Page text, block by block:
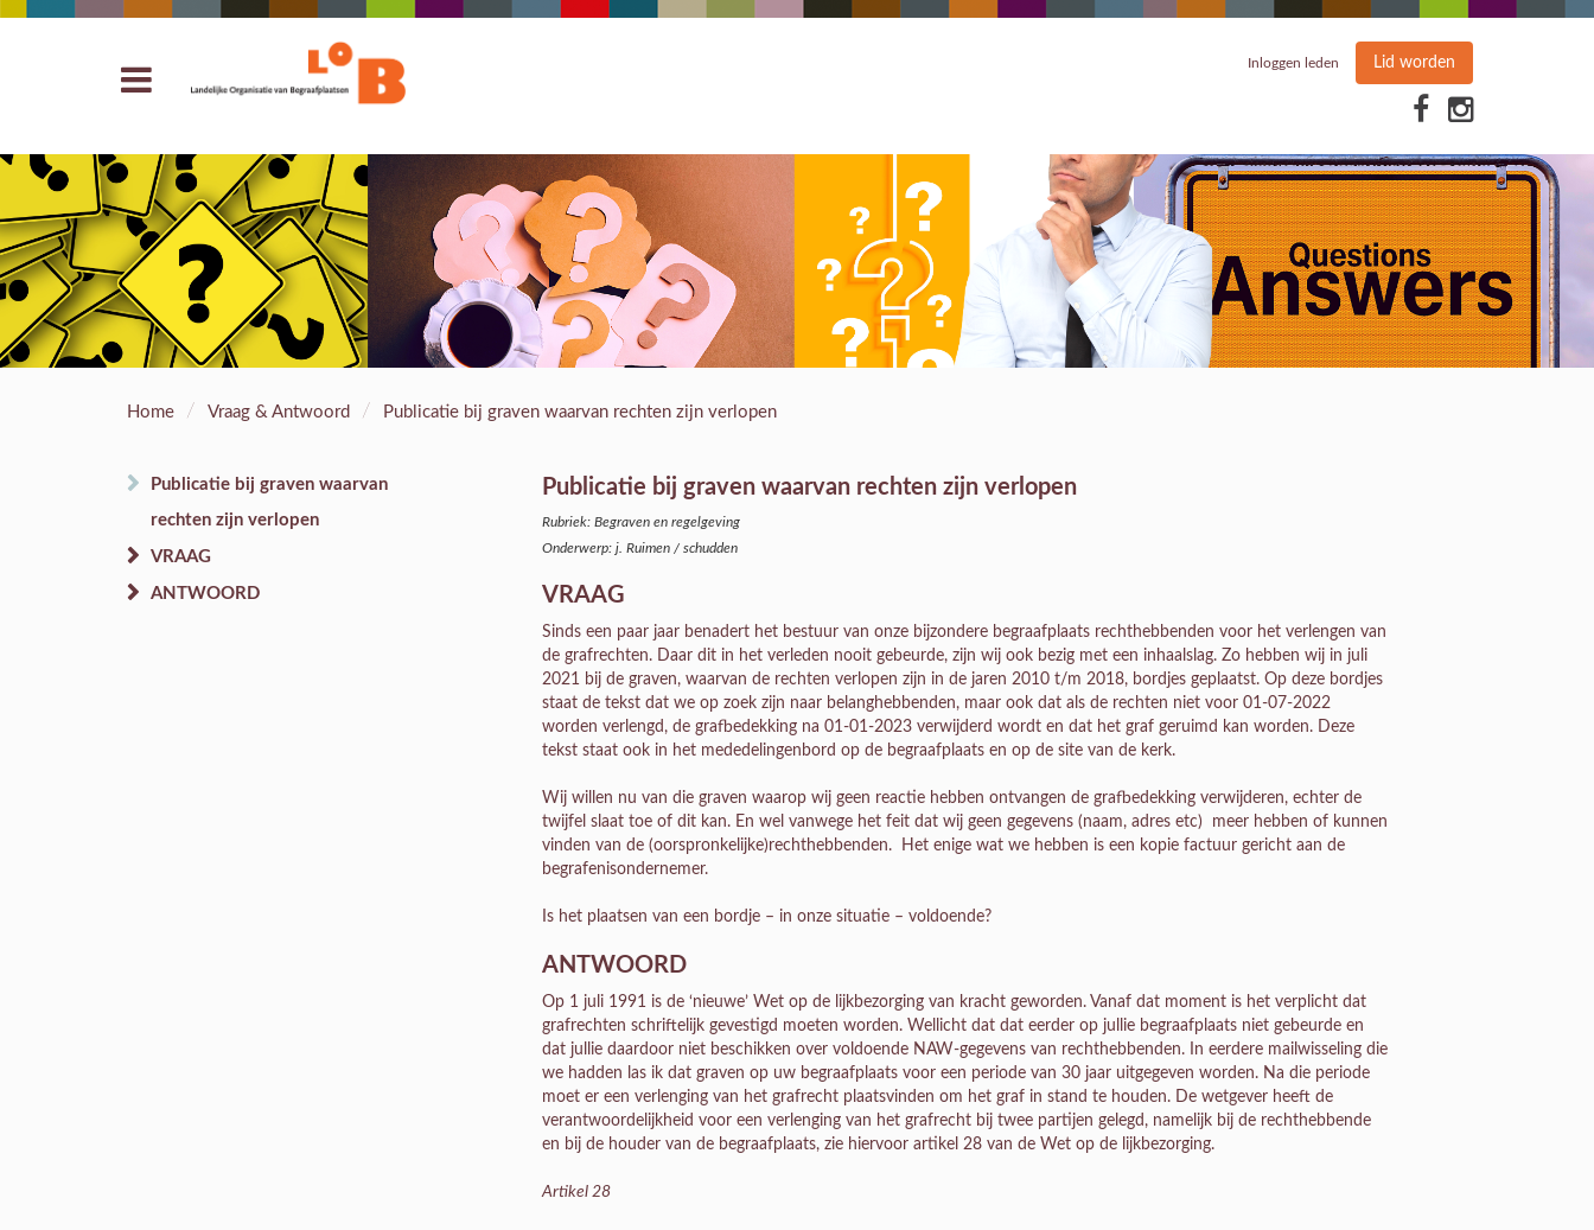
Inloggen leden Lid worden
Home / Vraag & Antwoord / Publicatie bij graven waarvan rechten zijn verlopen
Publicatie bij graven waarvan
rechten zijn verlopen
VRAAG
ANTWOORD
Publicatie bij graven waarvan rechten zijn verlopen
Rubriek: Begraven en regelgeving
Onderwerp: j. Ruimen / schudden
VRAAG
Sinds een paar jaar benadert het bestuur van onze bijzondere begraafplaats rechthebbenden voor het verlengen van
de grafrechten. Daar dit in het verleden nooit gebeurde, zijn wij ook bezig met een inhaalslag. Zo hebben wij in juli
2021 bij de graven, waarvan de rechten verlopen zijn in de jaren 2010 t/m 2018, bordjes geplaatst. Op deze bordjes
staat de tekst dat we op zoek zijn naar belanghebbenden, maar ook dat als de rechten niet voor 01-07-2022
worden verlengd, de grafbedekking na 01-01-2023 verwijderd wordt en dat het graf geruimd kan worden. Deze
tekst staat ook in het mededelingenbord op de begraafplaats en op de site van de kerk.
Wij willen nu van die graven waarop wij geen reactie hebben ontvangen de grafbedekking verwijderen, echter de
twijfel slaat toe of dit kan. En wel vanwege het feit dat wij geen gegevens (naam, adres etc) meer hebben of kunnen
vinden van de (oorspronkelijke)rechthebbenden. Het enige wat we hebben is een kopie factuur gericht aan de
begrafenisondernemer.
Is het plaatsen van een bordje – in onze situatie – voldoende?
ANTWOORD
Op 1 juli 1991 is de ‘nieuwe’ Wet op de lijkbezorging van kracht geworden. Vanaf dat moment is het verplicht dat
grafrechten schriftelijk gevestigd moeten worden. Wellicht dat dat eerder op jullie begraafplaats niet gebeurde en
dat jullie daardoor niet beschikken over voldoende NAW-gegevens van rechthebbenden. In eerdere mailwisseling die
we hadden las ik dat graven op uw begraafplaats voor een periode van 30 jaar uitgegeven worden. Na die periode
moet er een verlenging van het grafrecht plaatsvinden om het graf in stand te houden. De wetgever heeft de
verantwoordelijkheid voor een verlenging van het grafrecht bij twee partijen gelegd, namelijk bij de rechthebbende
en bij de houder van de begraafplaats, zie hiervoor artikel 28 van de Wet op de lijkbezorging.
Artikel 28